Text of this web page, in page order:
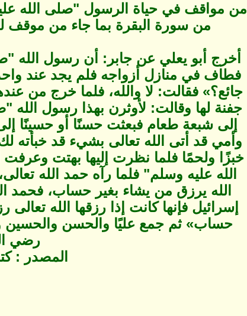
من مواقف في حياة الرسول "صلى الله
من سورة البقرة بما جاء من موقف
أخرج أبو يعلي عن جابر: أن رسول الله
فطاف في منازل أزواجه فلم يجد عند
جائع؟» فقالت: لا والله، فلما خرج من
جفنة لها وقالت: لأوثرن بهذا رسول
إلى شبعة طعام فبعثت حسنًا أو حسينًا
وأمي قد أتى الله تعالى بشيء قد خبأته
خبزًا ولحمًا فلما نظرت إليها بهتت وعرفت
الله عليه وسلم" فلما رآه حمد الله
الله يرزق من يشاء بغير حساب، فحمد
إسرائيل فإنها كانت إذا رزقها الله
حساب» ثم جمع عليًا والحسن والحسين
رضي
المصدر :